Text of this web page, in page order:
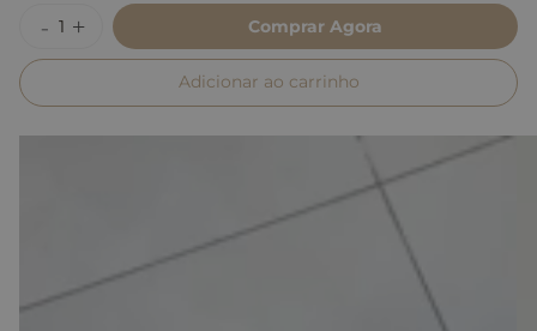
Comprar Agora
Adicionar ao carrinho